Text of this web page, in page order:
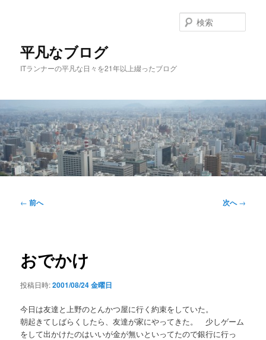
移
動
平凡なブログ
ITランナーの平凡な日々を21年以上綴ったブログ
索
投
ゲ
ー
ョ
← 前へ 次へ→
おでかけ
投稿日時:2001/08/24 金曜日
今日は友達と上野のとんかつ屋に行く約束をしていた。
朝起きてしばらくしたら、友達が家にやってきた。 少しゲーム
をして出かけたのはいいが金が無いといってたので銀行に行っ